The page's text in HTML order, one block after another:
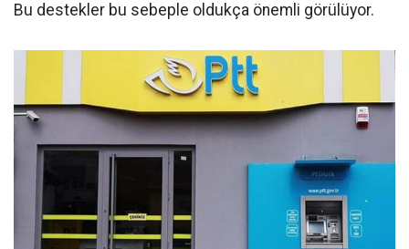
Bu destekler bu sebeple oldukça önemli görülüyor.